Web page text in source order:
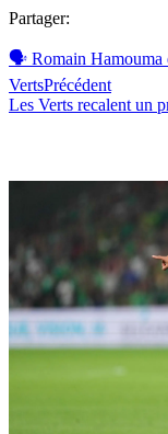
Partager:
🗣 Romain Hamouma
VertsPrécédent
Les Verts recalent un